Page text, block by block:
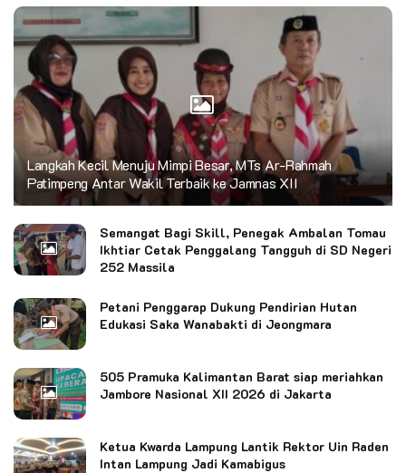
Langkah Kecil Menuju Mimpi Besar, MTs Ar-Rahmah
Patimpeng Antar Wakil Terbaik ke Jamnas XII
Semangat Bagi Skill, Penegak Ambalan Tomau
Ikhtiar Cetak Penggalang Tangguh di SD Negeri
252 Massila
Petani Penggarap Dukung Pendirian Hutan
Edukasi Saka Wanabakti di Jeongmara
505 Pramuka Kalimantan Barat siap meriahkan
Jambore Nasional XII 2026 di Jakarta
Ketua Kwarda Lampung Lantik Rektor Uin Raden
Intan Lampung Jadi Kamabigus